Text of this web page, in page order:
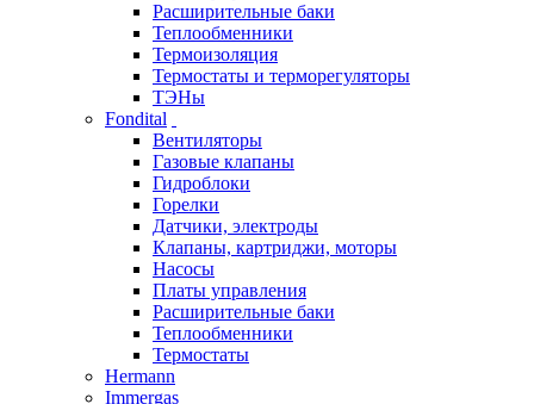
Расширительные баки
Теплообменники
Термоизоляция
Термостаты и терморегуляторы
ТЭНы
Fondital
Вентиляторы
Газовые клапаны
Гидроблоки
Горелки
Датчики, электроды
Клапаны, картриджи, моторы
Насосы
Платы управления
Расширительные баки
Теплообменники
Термостаты
Hermann
Immergas